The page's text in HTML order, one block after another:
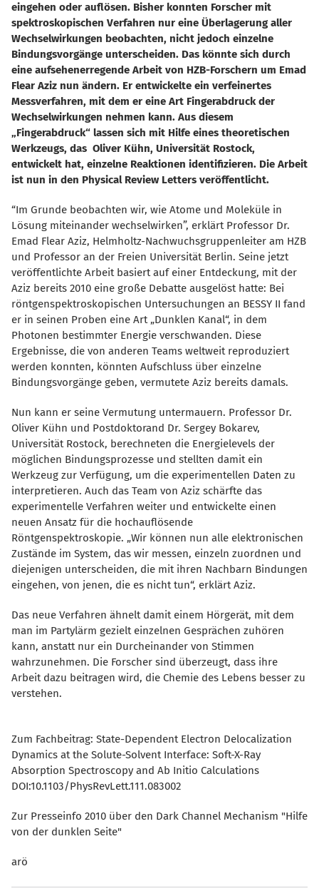
eingehen oder auflösen. Bisher konnten Forscher mit
spektroskopischen Verfahren nur eine Überlagerung aller
Wechselwirkungen beobachten, nicht jedoch einzelne
Bindungsvorgänge unterscheiden. Das könnte sich durch
eine aufsehenerregende Arbeit von HZB-Forschern um Emad
Flear Aziz nun ändern. Er entwickelte ein verfeinertes
Messverfahren, mit dem er eine Art Fingerabdruck der
Wechselwirkungen nehmen kann. Aus diesem
Fingerabdruck“ lassen sich mit Hilfe eines theoretischen
Werkzeugs, das Oliver Kühn, Universität Rostock,
entwickelt hat, einzelne Reaktionen identifizieren. Die Arbeit
ist nun in den Physical Review Letters veröffentlicht.
“Im Grunde beobachten wir, wie Atome und Moleküle in
Lösung miteinander wechselwirken”, erklärt Professor Dr.
Emad Flear Aziz, Helmholtz-Nachwuchsgruppenleiter am HZB
und Professor an der Freien Universität Berlin. Seine jetzt
veröffentlichte Arbeit basiert auf einer Entdeckung, mit der
Aziz bereits 2010 eine große Debatte ausgelöst hatte: Bei
röntgenspektroskopischen Untersuchungen an BESSY II fand
er in seinen Proben eine Art „Dunklen Kanal“, in dem
Photonen bestimmter Energie verschwanden. Diese
Ergebnisse, die von anderen Teams weltweit reproduziert
werden konnten, könnten Aufschluss über einzelne
Bindungsvorgänge geben, vermutete Aziz bereits damals.
Nun kann er seine Vermutung untermauern. Professor Dr.
Oliver Kühn und Postdoktorand Dr. Sergey Bokarev,
Universität Rostock, berechneten die Energielevels der
möglichen Bindungsprozesse und stellten damit ein
Werkzeug zur Verfügung, um die experimentellen Daten zu
interpretieren. Auch das Team von Aziz schärfte das
experimentelle Verfahren weiter und entwickelte einen
neuen Ansatz für die hochauflösende
Röntgenspektroskopie. „Wir können nun alle elektronischen
Zustände im System, das wir messen, einzeln zuordnen und
diejenigen unterscheiden, die mit ihren Nachbarn Bindungen
eingehen, von jenen, die es nicht tun“, erklärt Aziz.
Das neue Verfahren ähnelt damit einem Hörgerät, mit dem
man im Partylärm gezielt einzelnen Gesprächen zuhören
kann, anstatt nur ein Durcheinander von Stimmen
wahrzunehmen. Die Forscher sind überzeugt, dass ihre
Arbeit dazu beitragen wird, die Chemie des Lebens besser zu
verstehen.
Zum Fachbeitrag: State-Dependent Electron Delocalization
Dynamics at the Solute-Solvent Interface: Soft-X-Ray
Absorption Spectroscopy and Ab Initio Calculations
DOI:10.1103/PhysRevLett.111.083002
Zur Presseinfo 2010 über den Dark Channel Mechanism "Hilfe
von der dunklen Seite"
arö